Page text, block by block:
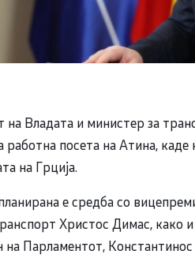
на Владата и министер за
работна посета на Атина,
на Грција.
е средба со
Христос Димас, како
на Парламентот,